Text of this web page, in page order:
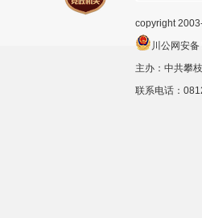
copyright
川公网安
主办：中共攀
联系电话：